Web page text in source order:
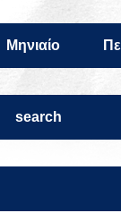
Μηνιαίο
search